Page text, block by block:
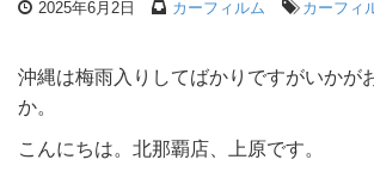
2025年6月2日 カーフィルム カーフィ
沖縄は梅雨入りしてばかりですがいかが
か。
こんにちは。北那覇店、上原です。